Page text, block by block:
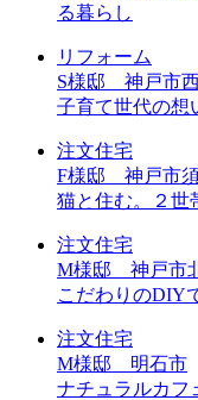
る暮らし
リフォーム
S様邸 神戸市
子育て世代の想
注文住宅
F様邸 神戸市
猫と住む。２世
注文住宅
M様邸 神戸市
こだわりのDIY
注文住宅
M様邸 明石市
ナチュラルカフ